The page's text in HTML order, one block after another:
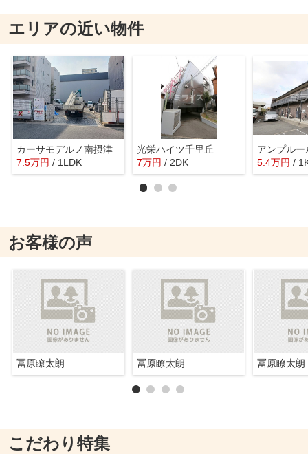
エリアの近い物件
カーサモデルノ南摂津
7.5万円 / 1LDK
光栄ハイツ千里丘
7万円 / 2DK 5.4万円 /
お客様の声
冨原瞭太朗 冨原瞭太朗 冨原瞭太朗
こだわり特集